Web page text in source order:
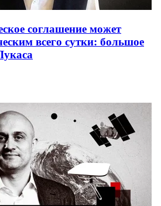
соглашение может
всего сутки: большое